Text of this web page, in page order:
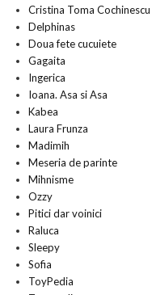
Cristina Toma Cochinescu
Delphinas
Doua fete cucuiete
Gagaita
Ingerica
Ioana. Asa si Asa
Kabea
Laura Frunza
Madimih
Meseria de parinte
Mihnisme
Ozzy
Pitici dar voinici
Raluca
Sleepy
Sofia
ToyPedia